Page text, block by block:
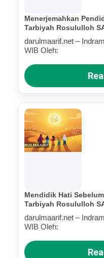
Menerjemahkan
Tarbiyah Rosululloh
Terluka (Bagian IV)
darulmaarif.net –
WIB Oleh:
Mendidik Hati
Tarbiyah Rosululloh
Terluka (Bagian III)
darulmaarif.net –
WIB Oleh: